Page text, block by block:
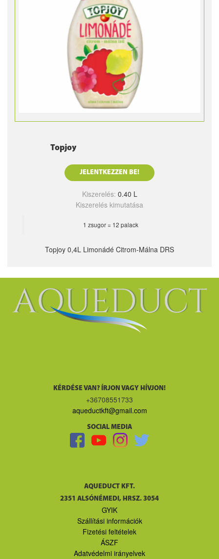
Topjoy
JELENTKEZZEN BE!
Kiszerelés: 0.40 L
Kiszerelés kimutatása
1 zsugor = 12 palack
Topjoy 0,4L Limonádé Citrom-Málna DRS
KÉRDÉSE VAN? ÍRJON VAGY HÍVJON!
+36708551733
aqueductkft@gmail.com
SOCIAL MEDIA
AQUEDUCT KFT.
2351 ALSÓNÉMEDI, HRSZ. 3054
GYIK
Szállítási információk
Fizetési feltételek
ÁSZF
Adatvédelmi irányelvek